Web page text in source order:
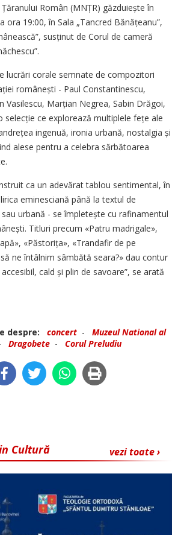
Român (MNȚR) găzduiește în
ora 19:00, în Sala „Tancred Bănățeanu”,
susți­nut de Corul de cameră
lucrări corale semnate de compozitori
românești - Paul Constantinescu,
Vasilescu, Marțian Negrea, Sabin Drăgoi,
selecție ce explorează multiplele fețe ale
ingenuă, ironia urbană, nostalgia și
alese pentru a celebra sărbătoarea
ca un adevărat tablou sentimental, în
eminesciană până la textul de
urbană - se împle­tește cu rafinamentul
Titluri precum «Patru madrigale»,
«Păstorița», «Trandafir de pe
ne întâlnim sâmbătă seara?» dau contur
cald și plin de savoare”, se arată
despre: concert - Muzeul National al
Dragobete - Corul Preludiu
vezi toate ›
Cultură